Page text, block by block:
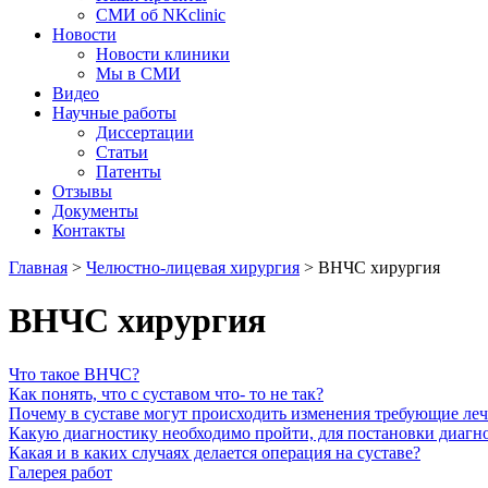
СМИ об NKclinic
Новости
Новости клиники
Мы в СМИ
Видео
Научные работы
Диссертации
Статьи
Патенты
Отзывы
Документы
Контакты
Главная > Челюстно-лицевая хирургия > ВНЧС хирургия
ВНЧС хирургия
Что такое ВНЧС?
Как понять, что с суставом что- то не так?
Почему в суставе могут происходить изменения требующие
Какую диагностику необходимо пройти, для постановки
Какая и в каких случаях делается операция на суставе?
Галерея работ